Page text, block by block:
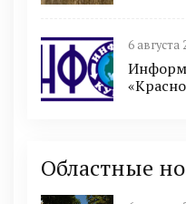
6 августа
Областные